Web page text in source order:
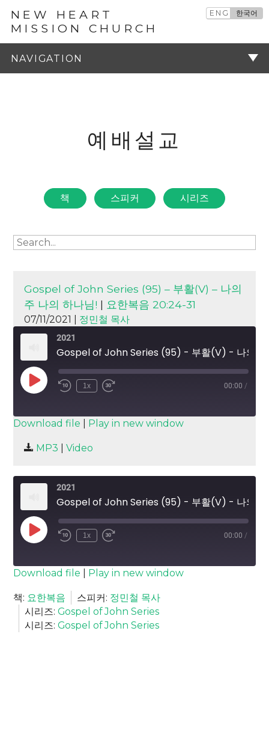
NEW HEART
MISSION CHURCH
ENG 한국어
예배설교
책 스피커 시리즈
Gospel of John Series (95) – 부활(V) – 나의
주 나의 하나님! | 요한복음 20:24-31
07/11/2021 | 정민철 목사
2021
Play
Episode
1x 00:00 /
SUBSCRIBE
RSS FEED
SHARE
Download file Play in new window
MP3 Video
2021
Play
Episode
1x 00:00 /
SUBSCRIBE
RSS FEED
SHARE
LINK
Download file Play in new window
책: 요한복음 스피커: 정민철 목사
시리즈: Gospel of John Series
시리즈: Gospel of John Series